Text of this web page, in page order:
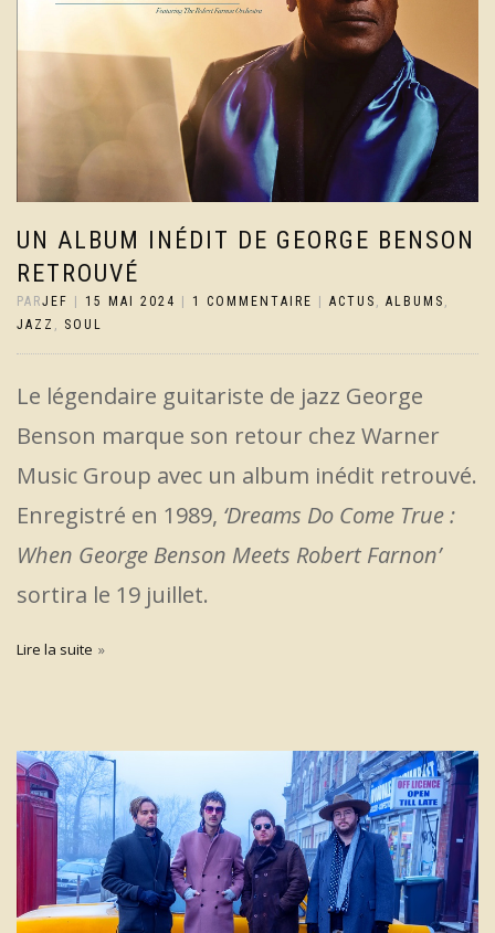
UN ALBUM INÉDIT DE GEORGE BENSON
RETROUVÉ
PARJEF | 15 MAI 2024 | 1 COMMENTAIRE | ACTUS ALBUMS
JAZZ
SOUL
Le légendaire guitariste de jazz George
Benson marque son retour chez Warner
Music Group avec un album inédit retrouvé.
Enregistré en 1989, ‘Dreams Do Come True :
When George Benson Meets Robert Farnon’
sortira le 19 juillet.
Lire la suite